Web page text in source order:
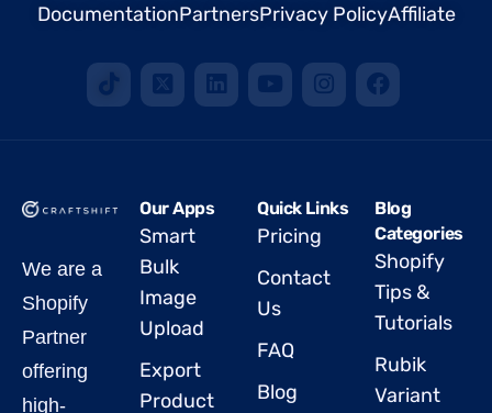
DocumentationPartnersPrivacy PolicyAffiliate
We are a
Shopify
Partner
offering
high-
Our Apps
Smart
Bulk
Image
Upload
Export
Product
Quick Links
Pricing
Contact
Us
FAQ
Blog
Blog
Categories
Shopify
Tips &
Tutorials
Rubik
Variant